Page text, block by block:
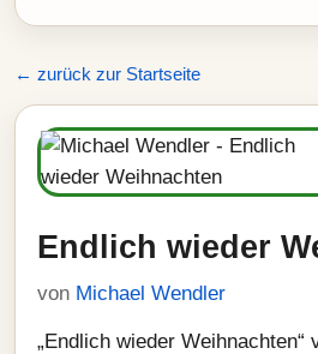
← zurück zur Startseite
Endlich wieder
von Michael Wendler
„Endlich wieder Weihnachten“